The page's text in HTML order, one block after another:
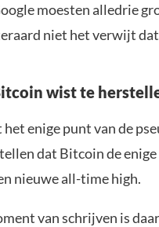
moesten alledrie
niet het verwijt
wist te
het enige punt van de
dat Bitcoin de
nieuwe all-time high.
van schrijven is